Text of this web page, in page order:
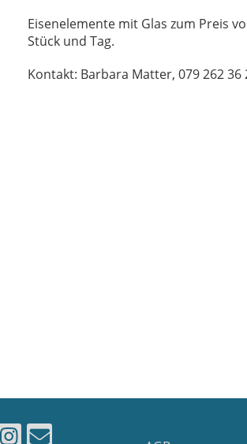
Eisenelemente mit Glas zum Preis
Stück und Tag.
Kontakt: Barbara Matter, 079 262 36